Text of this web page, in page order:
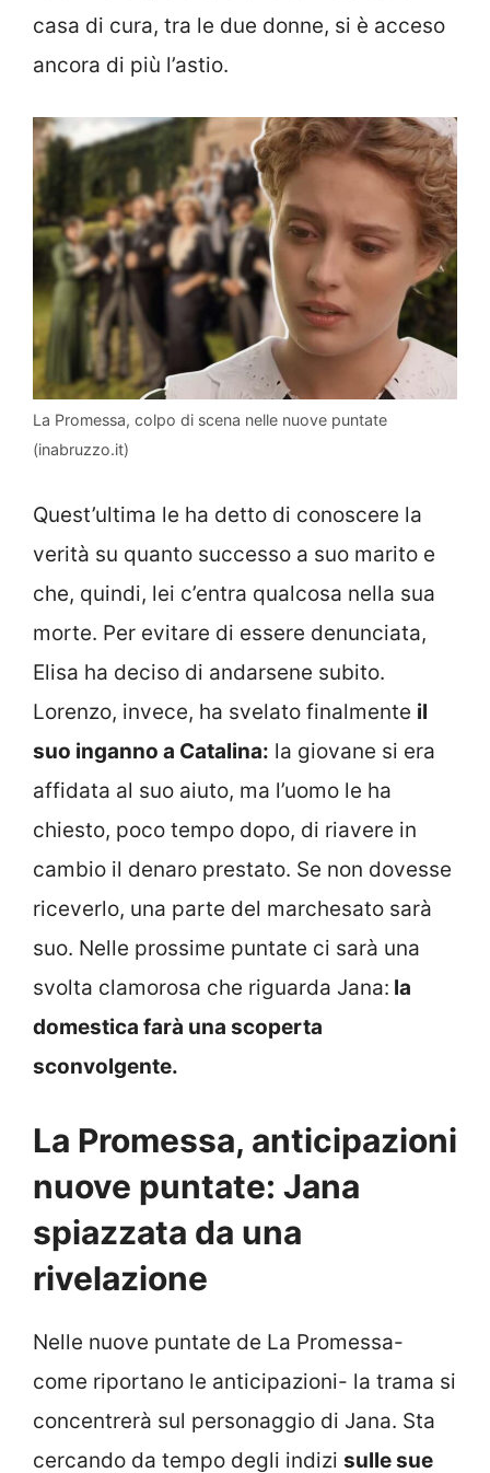
casa di cura, tra le due donne, si è acceso
ancora di più l’astio.
La Promessa, colpo di scena nelle nuove puntate
(inabruzzo.it)
Quest’ultima le ha detto di conoscere la
verità su quanto successo a suo marito e
che, quindi, lei c’entra qualcosa nella sua
morte. Per evitare di essere denunciata,
Elisa ha deciso di andarsene subito.
Lorenzo, invece, ha svelato finalmente il
suo inganno a Catalina: la giovane si era
affidata al suo aiuto, ma l’uomo le ha
chiesto, poco tempo dopo, di riavere in
cambio il denaro prestato. Se non dovesse
riceverlo, una parte del marchesato sarà
suo. Nelle prossime puntate ci sarà una
svolta clamorosa che riguarda Jana: la
domestica farà una scoperta
sconvolgente.
La Promessa, anticipazioni
nuove puntate: Jana
spiazzata da una
rivelazione
Nelle nuove puntate de La Promessa-
come riportano le anticipazioni- la trama si
concentrerà sul personaggio di Jana. Sta
cercando da tempo degli indizi sulle sue